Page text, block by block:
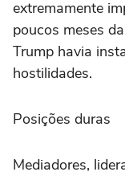
extremamente
poucos meses
Trump havia
hostilidades.
Posições duras
Mediadores,